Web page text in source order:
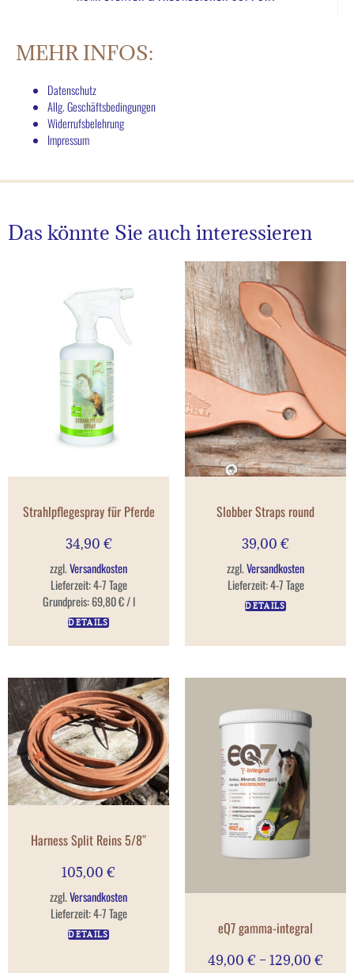
MEHR INFOS:
Datenschutz
Allg. Geschäftsbedingungen
Widerrufsbelehrung
Impressum
Das könnte Sie auch interessieren
Strahlpflegespray für Pferde
34,90 €
zzgl.Versandkosten
Lieferzeit:4-7 Tage
Grundpreis:69,80€/l
DETAILS
Slobber Straps round
39,00 €
zzgl.Versandkosten
Lieferzeit:4-7 Tage
DETAILS
Harness Split Reins 5/8″
105,00 €
zzgl.Versandkosten
Lieferzeit:4-7 Tage
DETAILS eQ7 gamma-integral
49,00 € – 129,00 €